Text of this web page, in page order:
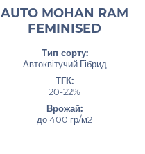
AUTO MOHAN RAM
FEMINISED
Тип сорту:
Автоквітучий Гібрид
ТГК:
20-22%
Врожай:
до 400 гр/м2